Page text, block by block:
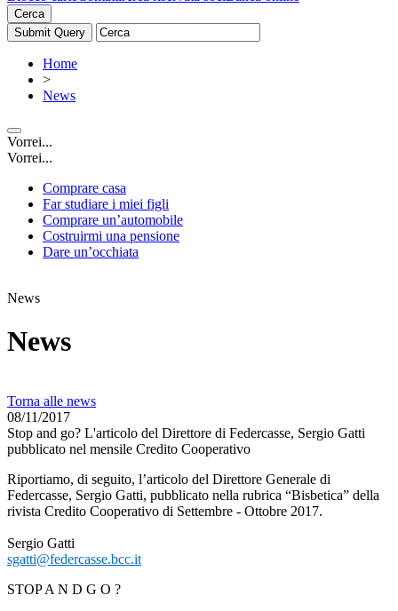
Cerca
Home
>
News
Vorrei...
Vorrei...
Comprare casa
Far studiare i miei figli
Comprare un’automobile
Costruirmi una pensione
Dare un’occhiata
News
News
Torna alle news
08/11/2017
Stop and go? L'articolo del Direttore di Federcasse, Sergio Gatti
pubblicato nel mensile Credito Cooperativo
Riportiamo, di seguito, l’articolo del Direttore Generale di
Federcasse, Sergio Gatti, pubblicato nella rubrica “Bisbetica” della
rivista Credito Cooperativo di Settembre - Ottobre 2017.
Sergio Gatti
sgatti@federcasse.bcc.it
STOP A N D G O ?